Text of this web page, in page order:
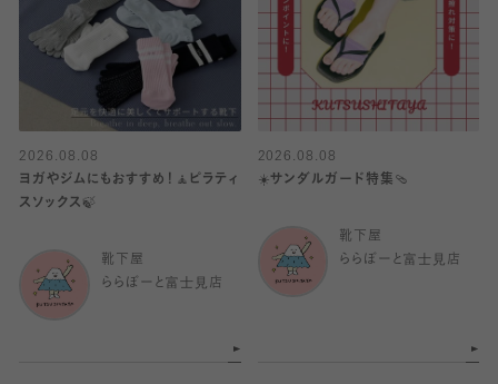
2026.08.08
ヨガやジムにもおすすめ！🧘ピラティ
スソックス🍃
靴下屋
ららぽーと富士見店
2026.08.08
☀️サンダルガード特集🩴
靴下屋
ららぽーと富士見店